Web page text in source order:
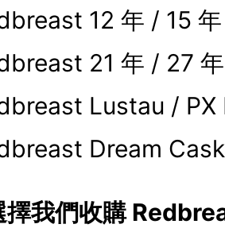
12 年 / 15 年
21 年 / 27 年
Lustau / PX
Dream
擇我們收購